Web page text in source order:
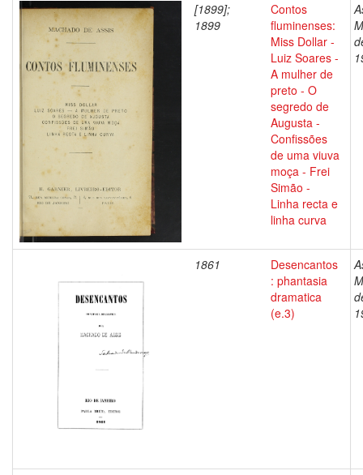
[1899];
1899
Contos
fluminenses:
Miss Dollar -
Luiz Soares -
A mulher de
preto - O
segredo de
Augusta -
Confissões
de uma viuva
moça - Frei
Simão -
Linha recta e
linha curva
1861
Desencantos
: phantasia
dramatica
(e.3)